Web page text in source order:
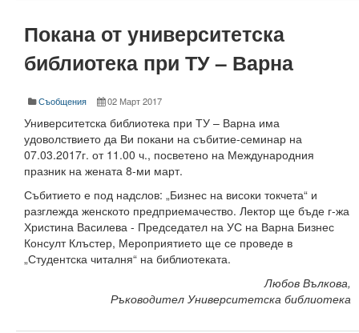
Високотехнологичен парк
Ресурси
Спортен комплекс
Студентски стол
Общежития
Безжичен интернет
Покана от университетска
библиотека при ТУ – Варна
Съобщения 02 Март 2017
Университетска библиотека при ТУ – Варна има
удоволствието да Ви покани на събитие-семинар на
07.03.2017г. от 11.00 ч., посветено на Международния
празник на жената 8-ми март.
Събитието е под надслов: „Бизнес на високи токчета“ и
разглежда женското предприемачество. Лектор ще бъде г-жа
Христина Василева - Председател на УС на Варна Бизнес
Консулт Клъстер, Мероприятието ще се проведе в
„Студентска читалня“ на библиотеката.
Любов Вълкова,
Ръководител Университетска библиотека